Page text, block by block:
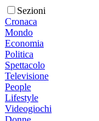
Sezioni
Cronaca
Mondo
Economia
Politica
Spettacolo
Televisione
People
Lifestyle
Videogiochi